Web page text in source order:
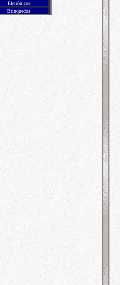
Eletrônicos
Brinquedos